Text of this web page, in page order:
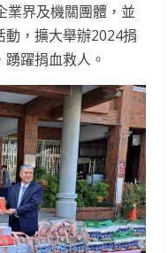
業界及機關團體，並
，擴大舉辦2024捐
躍捐血救人。